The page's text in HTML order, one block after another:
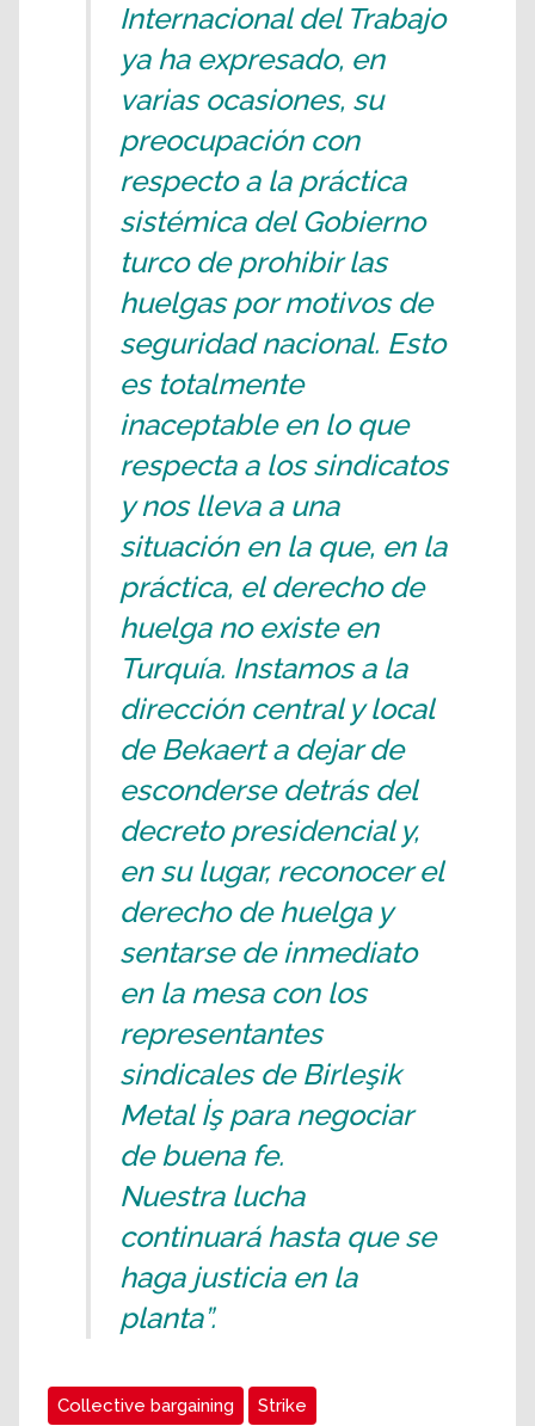
Internacional del Trabajo
ya ha expresado, en
varias ocasiones, su
preocupación con
respecto a la práctica
sistémica del Gobierno
turco de prohibir las
huelgas por motivos de
seguridad nacional. Esto
es totalmente
inaceptable en lo que
respecta a los sindicatos
y nos lleva a una
situación en la que, en la
práctica, el derecho de
huelga no existe en
Turquía. Instamos a la
dirección central y local
de Bekaert a dejar de
esconderse detrás del
decreto presidencial y,
en su lugar, reconocer el
derecho de huelga y
sentarse de inmediato
en la mesa con los
representantes
sindicales de Birleşik
Metal İş para negociar
de buena fe.
Nuestra lucha
continuará hasta que se
haga justicia en la
planta”.
Collective bargaining Strike